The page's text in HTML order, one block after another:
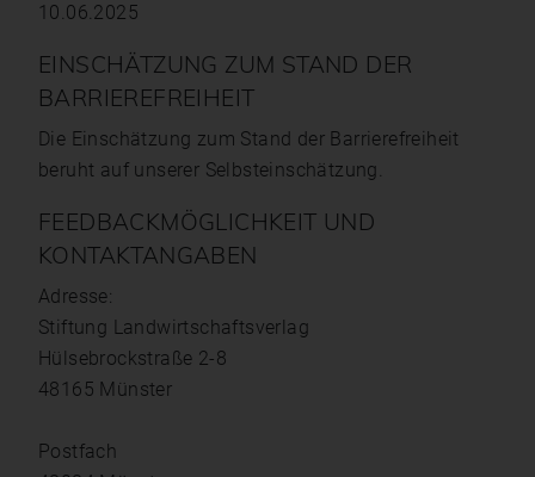
10.06.2025
EINSCHÄTZUNG ZUM STAND DER
BARRIEREFREIHEIT
Die Einschätzung zum Stand der Barrierefreiheit
beruht auf unserer Selbsteinschätzung.
FEEDBACKMÖGLICHKEIT UND
KONTAKTANGABEN
Adresse:
Stiftung Land­wirtschafts­verlag
Hülsebrockstraße 2-8
48165 Münster
Postfach